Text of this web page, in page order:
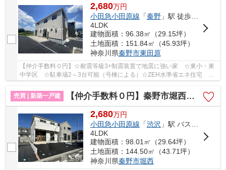
2,680万円
小田急小田原線 「秦野」駅 徒歩33分
4LDK
建物面積：96.38㎡（29.15坪）
土地面積：151.84㎡（45.93坪）
神奈川県秦野市東田原
【仲介手数料０円】☆耐震等級3+制震装置で地震に強い家 ☆東小・東
中学区 ☆駐車場2～3台可能（号棟による）☆ZEH水準省エネ住宅 ☆
南向きバルコニー陽当り良好 ☆閑静な住宅街♪ 【秦野...
売買 | 新築一戸建
【仲介手数料０円】秦野市堀西第27 新築一戸建て 全2棟
2,680万円
小田急小田原線 「渋沢 」駅 バス4分 「バス停」 停歩4分
4LDK
建物面積：98.01㎡（29.64坪）
土地面積：144.50㎡（43.71坪）
神奈川県秦野市堀西